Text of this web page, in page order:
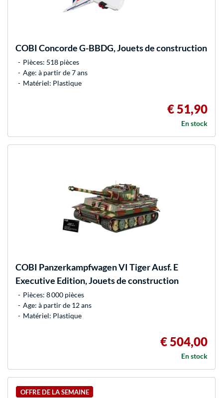
COBI Concorde G-BBDG, Jouets de construction
Pièces: 518 pièces
Age: à partir de 7 ans
Matériel: Plastique
€ 51,90
En stock
COBI Panzerkampfwagen VI Tiger Ausf. E
Executive Edition, Jouets de construction
Pièces: 8 000 pièces
Age: à partir de 12 ans
Matériel: Plastique
€ 504,00
En stock
OFFRE DE LA SEMAINE